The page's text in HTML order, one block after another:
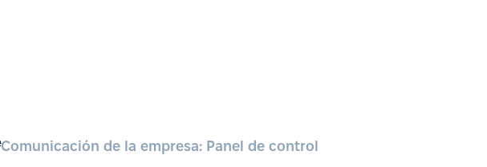
Comunicación de la empresa: Panel de control